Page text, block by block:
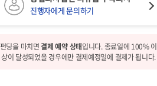
진행자에게 문의하기
펀딩을 마치면결제 예약 상태입니다. 종료일에 100% 이
상이 달성되었을 경우에만 결제예정일에 결제가 됩니다.